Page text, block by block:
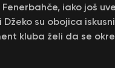
iako još
su obojica
kluba želi da se